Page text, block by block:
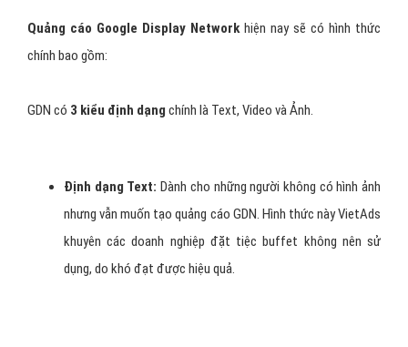
Quảng cáo Google Display Network hiện nay sẽ có hình thức
chính bao gồm:
GDN có 3 kiểu định dạng chính là Text, Video và Ảnh.
Định dạng Text: Dành cho những người không có hình ảnh
nhưng vẫn muốn tạo quảng cáo GDN. Hình thức này VietAds
khuyên các doanh nghiệp đặt tiệc buffet không nên sử
dụng, do khó đạt được hiệu quả.